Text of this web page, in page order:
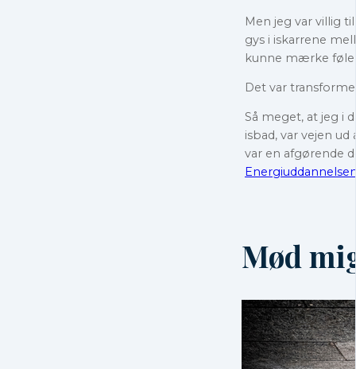
Men jeg var villig
gys i iskarrene
kunne mærke
Det var
Så meget, at jeg i
isbad, var vejen
var en afgørende
Mød